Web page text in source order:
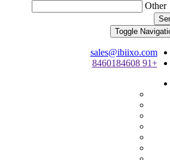
Other
Toggle
sales@ibiixo.com
+91 8460184608